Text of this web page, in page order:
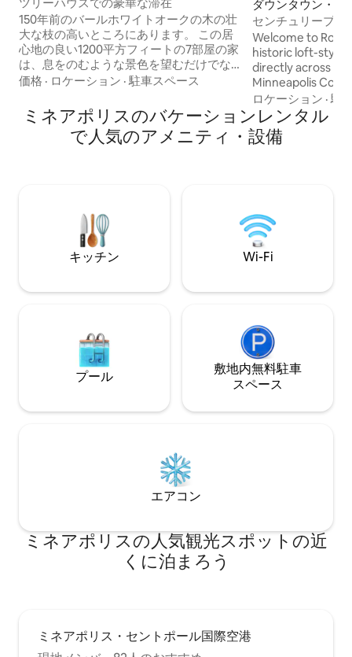
150年前のバールホワイトオークの木の壮
大な枝の高いところにあります。 この居
心地の良い1200平方フィートの7部屋の家
は、息をのむような景色を望むだけでな
く、おとぎ話にふさわしい魅力的で楽し
の高さに登ると、望遠鏡があなたを待っ
ています。夜空を見渡し、天のパノラマ
を明らかにします。すぐ隣には500エーカ
して元気を取り戻しましょう。 柔らかい
ベッドでゆっくりとお休みください。 朝
は、床に埋め込まれたラジアントヒータ
ーの温かさを感じて歩き回りましょう
たは、4つの屋外デッキの1つでモーニン
ツリーハウスの謎を解くこともお忘れな
く。 このツリーハウスは、建築家が立体
的なチェスを念頭に置いてカスタムデザ
インしました。 全体に職人の建築的なデ
リスタルのシャンデリアがあり、大理石
ラウンドサウンドシステムは、ダイニン
グスペースでの特別なディナーの雰囲気
を演出するのに役立ちます。） 2つの暖炉
のうち1つは、クイーンベッドがある主寝
は隠れ家ベッドがあり、主寝室にはジャ
グジーとレインシャワーがあり、秘密の
部屋には2つ目のバスルームがあります。
新婚旅行者、カップル、ビジネス/企業の
華なディテールのほんの一部に過ぎませ
価格 · ロケーション ·駐車スペース
ダウンタウン・ウ
ョン・アパート
センチュリープラ
し | ワンルーム
Welcome to
historic loft-style
directly across
Minneapolis
easy access to
Our spacious
in-unit laundry,
oversized
business travel,
ロケーション ·駐
ミネアポリスのバケーションレンタル
で人気のアメニティ・設備
キッチン Wi-Fi
プール
敷地内無料駐⁠車
ス⁠ペ⁠ー⁠ス
エアコン
ミネアポリスの人気観光スポットの近
くに泊まろう
ミネアポリス・セントポール国際空港